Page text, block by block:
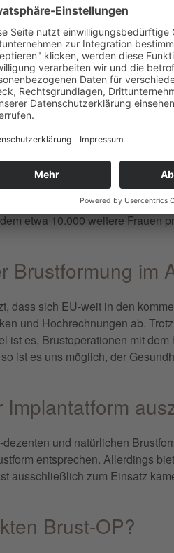
am häufigsten
am häufigsten
Meist wird
Körbchengrößen werden
in
in Deutschland am
bzw. Verkleinerung?
Deutschland. Mit etwa
etwa 10.000 weitere Frauen
Brustformung im
dass sich EU-weit in den
und Hochrechnungen ab.
ist es, Brustoperationen mit
ist es uns möglich, der
und natürlichen
entsprechen. Allerdings
ausschließlich zum Einsatz
Brust-OP?